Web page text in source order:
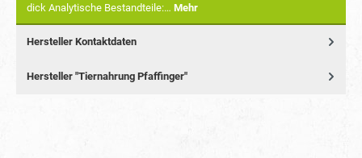
dick Analytische Bestandteile:… Mehr
Hersteller Kontaktdaten
Hersteller "Tiernahrung Pfaffinger"